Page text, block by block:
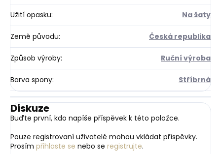
Užití opasku: Na šaty
Země původu: Česká republika
Způsob výroby: Ruční výroba
Barva spony: Stříbrná
Diskuze
Buďte první, kdo napíše příspěvek k této položce.
Pouze registrovaní uživatelé mohou vkládat příspěvky.
Prosím přihlaste se nebo se registrujte.